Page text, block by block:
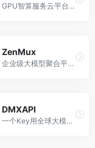
GPU智算服务云平台，专注于AI算力租赁。面向AI研究者和企业，提供GPU租赁、模型训练、推理服务等，算力资源丰富。
ZenMux
企业级大模型聚合平台，专注于企业AI服务。面向企业用户，提供多模型管理、安全合规、成本优化等服务，企业级功能完善。
DMXAPI
一个Key用全球大模型的聚合平台。面向开发者，提供多模型统一API、简化接入、成本控制等服务，接入便捷。